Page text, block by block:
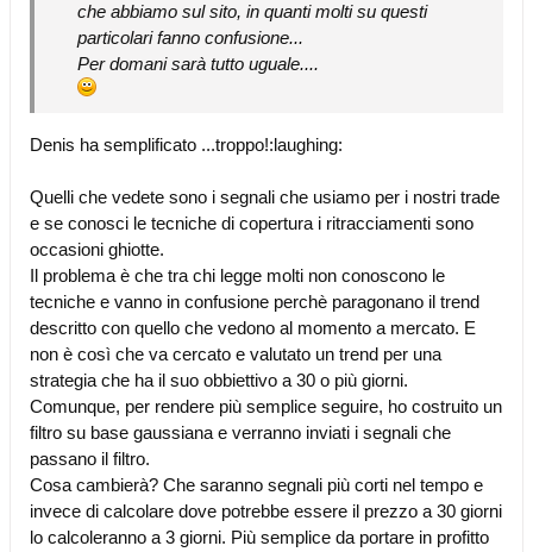
che abbiamo sul sito, in quanti molti su questi
particolari fanno confusione...
Per domani sarà tutto uguale....
Denis ha semplificato ...troppo!:laughing:
Quelli che vedete sono i segnali che usiamo per i nostri trade
e se conosci le tecniche di copertura i ritracciamenti sono
occasioni ghiotte.
Il problema è che tra chi legge molti non conoscono le
tecniche e vanno in confusione perchè paragonano il trend
descritto con quello che vedono al momento a mercato. E
non è così che va cercato e valutato un trend per una
strategia che ha il suo obbiettivo a 30 o più giorni.
Comunque, per rendere più semplice seguire, ho costruito un
filtro su base gaussiana e verranno inviati i segnali che
passano il filtro.
Cosa cambierà? Che saranno segnali più corti nel tempo e
invece di calcolare dove potrebbe essere il prezzo a 30 giorni
lo calcoleranno a 3 giorni. Più semplice da portare in profitto